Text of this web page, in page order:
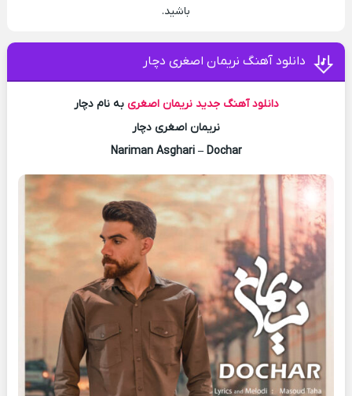
باشید.
دانلود آهنگ نریمان اصغری دچار
دانلود آهنگ جدید نریمان اصغری به نام دچار
نریمان اصغری دچار
Nariman Asghari – Dochar